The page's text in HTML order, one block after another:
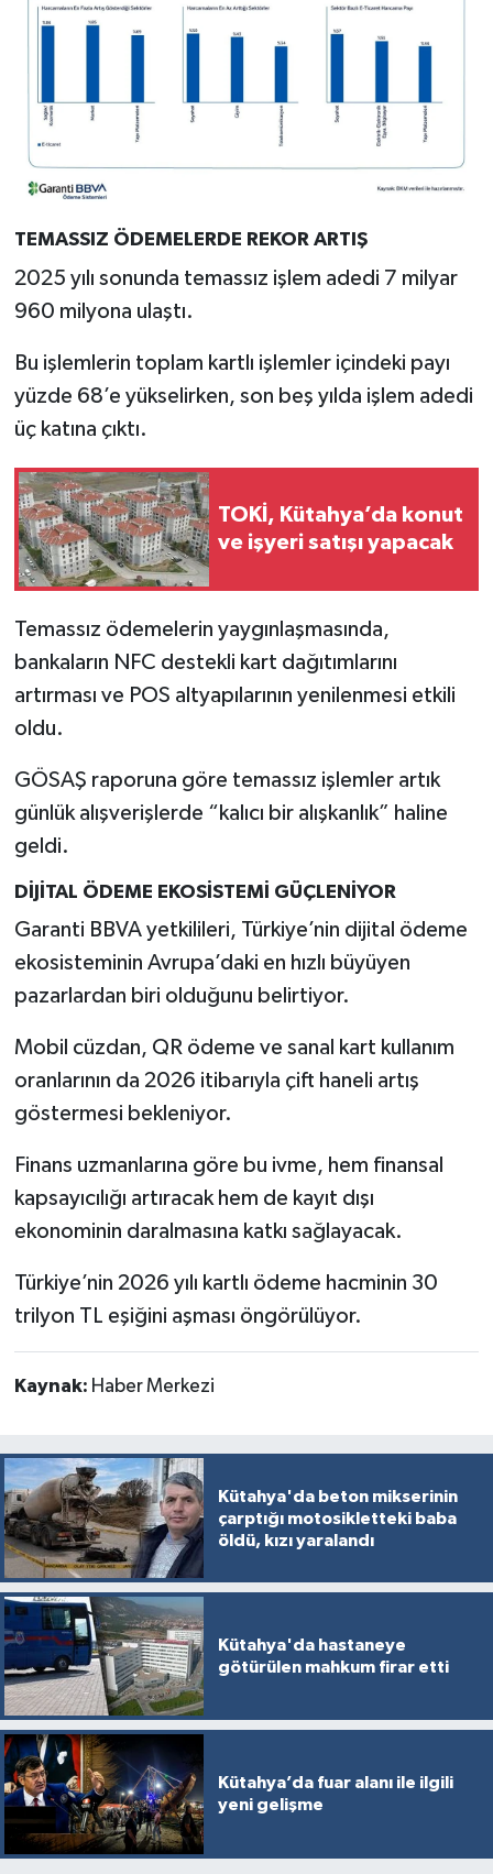
TEMASSIZ ÖDEMELERDE REKOR ARTIŞ
2025 yılı sonunda temassız işlem adedi 7 milyar
960 milyona ulaştı.
Bu işlemlerin toplam kartlı işlemler içindeki payı
yüzde 68’e yükselirken, son beş yılda işlem adedi
üç katına çıktı.
TOKİ, Kütahya’da konut
ve işyeri satışı yapacak
Temassız ödemelerin yaygınlaşmasında,
bankaların NFC destekli kart dağıtımlarını
artırması ve POS altyapılarının yenilenmesi etkili
oldu.
GÖSAŞ raporuna göre temassız işlemler artık
günlük alışverişlerde “kalıcı bir alışkanlık” haline
geldi.
DİJİTAL ÖDEME EKOSİSTEMİ GÜÇLENİYOR
Garanti BBVA yetkilileri, Türkiye’nin dijital ödeme
ekosisteminin Avrupa’daki en hızlı büyüyen
pazarlardan biri olduğunu belirtiyor.
Mobil cüzdan, QR ödeme ve sanal kart kullanım
oranlarının da 2026 itibarıyla çift haneli artış
göstermesi bekleniyor.
Finans uzmanlarına göre bu ivme, hem finansal
kapsayıcılığı artıracak hem de kayıt dışı
ekonominin daralmasına katkı sağlayacak.
Türkiye’nin 2026 yılı kartlı ödeme hacminin 30
trilyon TL eşiğini aşması öngörülüyor.
Kaynak: Haber Merkezi
Kütahya'da beton mikserinin
çarptığı motosikletteki baba
öldü, kızı yaralandı
Kütahya'da hastaneye
götürülen mahkum firar etti
Kütahya’da fuar alanı ile ilgili
yeni gelişme